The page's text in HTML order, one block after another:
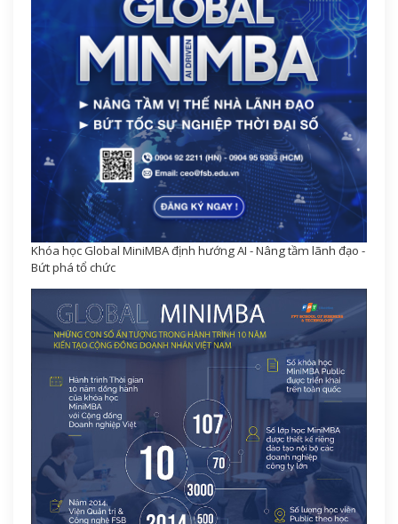
Khóa học Global MiniMBA định hướng AI - Nâng tầm lãnh đạo -
Bứt phá tổ chức